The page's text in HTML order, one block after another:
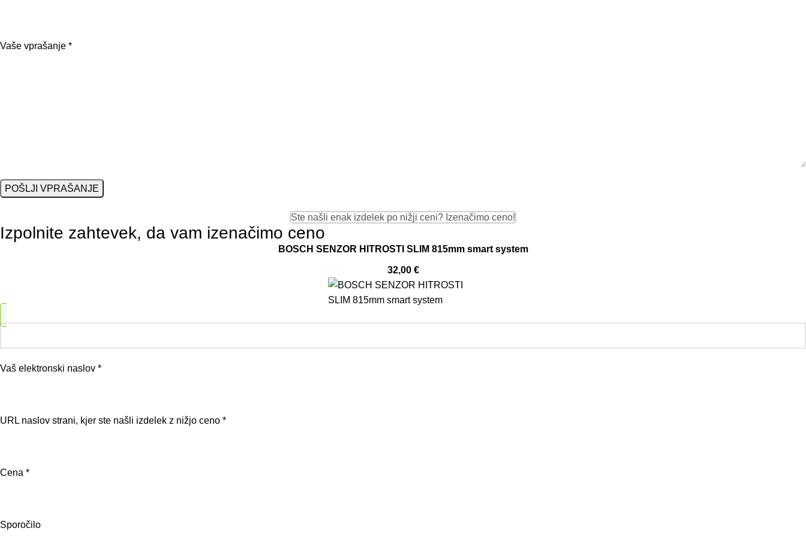
Vaše vprašanje *
Ste našli enak izdelek po nižji ceni? Izenačimo ceno!
Izpolnite zahtevek, da vam izenačimo ceno
BOSCH SENZOR HITROSTI SLIM 815mm smart system
32,00 €
Vaš elektronski naslov *
URL naslov strani, kjer ste našli izdelek z nižjo ceno *
Cena *
Sporočilo